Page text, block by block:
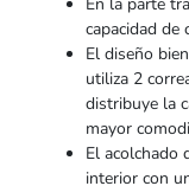
capacidad de
El diseño
utiliza 2
distribuye la
mayor
El acolchado
interior con